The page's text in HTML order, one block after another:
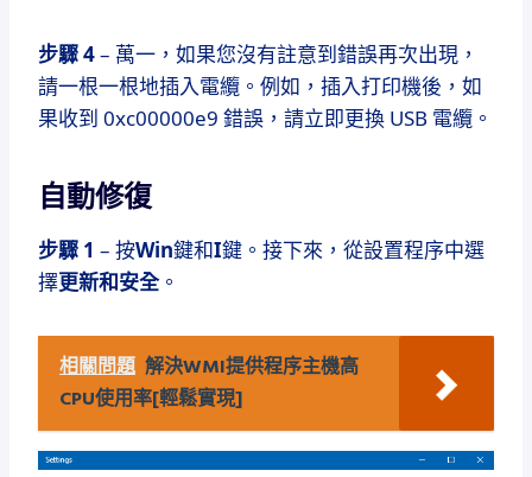
步驟 4– 萬一，如果您沒有註意到錯誤再次出現，
請一根一根地插入電纜。 例如，插入打印機後，如
果收到 0xc00000e9 錯誤，請立即更換 USB 電纜。
自動修復
步驟 1 – 按Win鍵和I鍵。 接下來， 從設置程序中選
擇更新和安全。
相關問題 解決WMI提供程序主機高
CPU使用率[輕鬆實現]